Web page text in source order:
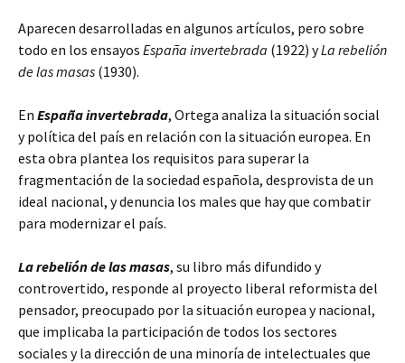
Aparecen desarrolladas en algunos artículos, pero sobre
todo en los ensayos España invertebrada (1922) yLa rebelión
de las masas (1930).
En España invertebrada, Ortega analiza la situación social
y política del país en relación con la situación europea. En
esta obra plantea los requisitos para superar la
fragmentación de la sociedad española, desprovista de un
ideal nacional, y denuncia los males que hay que combatir
para modernizar el país.
La rebelión de las masas, su libro más difundido y
controvertido, responde al proyecto liberal reformista del
pensador, preocupado por la situación europea y nacional,
que implicaba la participación de todos los sectores
sociales y la dirección de una minoría de intelectuales que